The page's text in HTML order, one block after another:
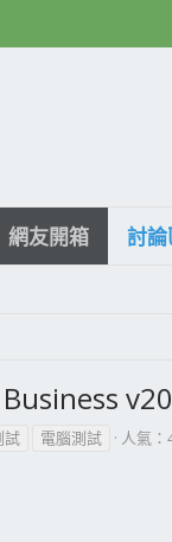
網友開箱 討
試 電腦測試 人氣：